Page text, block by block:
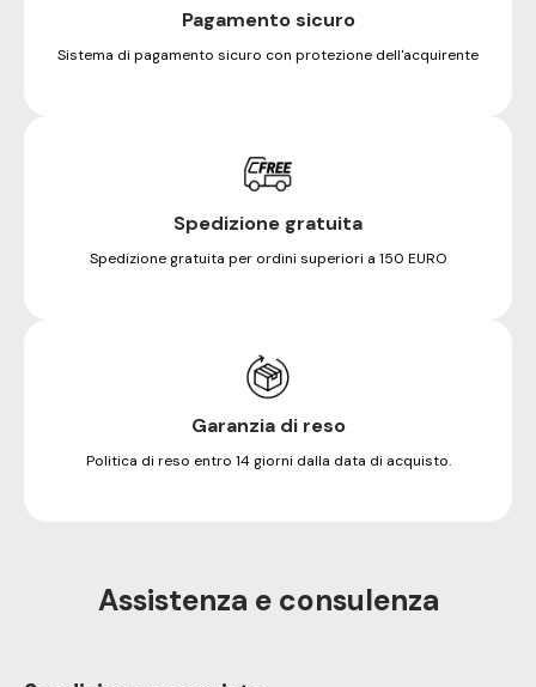
Pagamento sicuro
Sistema di pagamento sicuro con protezione dell'acquirente
Spedizione gratuita
Spedizione gratuita per ordini superiori a 150 EURO
Garanzia di reso
Politica di reso entro 14 giorni dalla data di acquisto.
Assistenza e consulenza